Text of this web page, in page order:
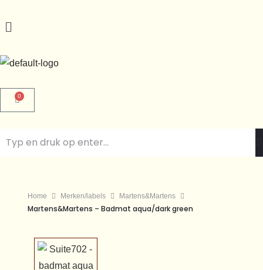
0
Home Merken/labels Martens&Martens
Martens&Martens – Badmat aqua/dark green